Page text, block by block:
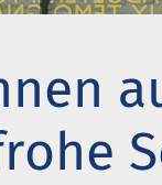
Aktuelles
Besuch
Gott neu